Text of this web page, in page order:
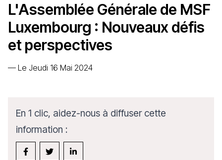
L'Assemblée Générale de MSF
Luxembourg : Nouveaux défis
et perspectives
— Le Jeudi 16 Mai 2024
En 1 clic, aidez-nous à diffuser cette
information :